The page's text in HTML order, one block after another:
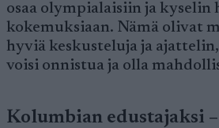
osaa olympialaisiin ja kyselin
kokemuksiaan. Nämä olivat
hyviä keskusteluja ja
voisi onnistua ja olla
Kolumbian edustajaksi